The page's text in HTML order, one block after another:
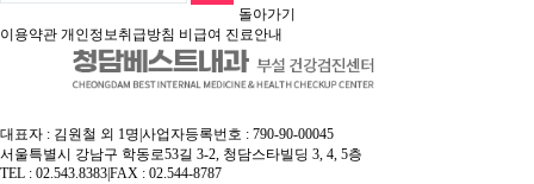
영상의학센터
고객서비스
검진유의사항
돌아가기
이용약관 개인정보취급방침 비급여 진료안내
대표자 : 김원철 외 1명 사업자등록번호 : 790-90-00045
서울특별시 강남구 학동로53길 3-2, 청담스타빌딩 3, 4, 5층
TEL : 02.543.8383FAX : 02.544-8787